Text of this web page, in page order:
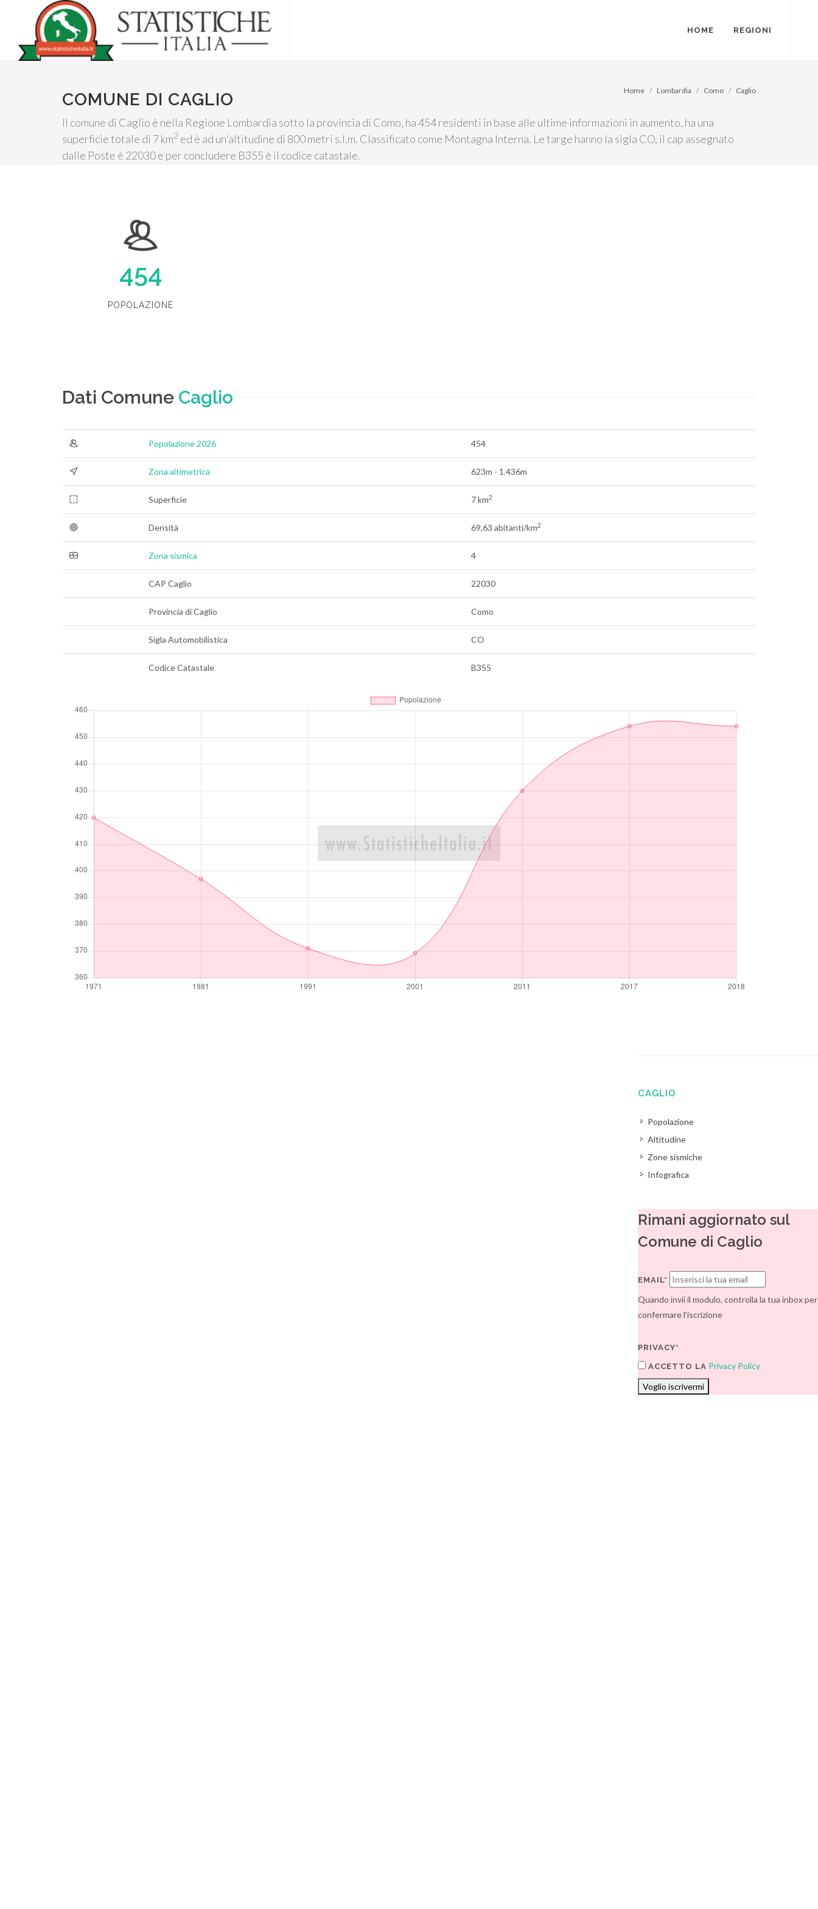
HOME REGIONI
COMUNE DI CAGLIO
Il comune di Caglio è nella Regione Lombardia sotto la provincia di Como, ha 454 residenti in base alle ultime informazioni in aumento, ha una
superficie totale di 7 km2 ed è ad un'altitudine di 800 metri s.l.m. Classificato come Montagna Interna. Le targe hanno la sigla CO, il cap assegnato
dalle Poste è 22030 e per concludere B355 è il codice catastale.
Home Lombardia Como Caglio
454
POPOLAZIONE
Dati Comune Caglio
Popolazione 2026 454
Zona altimetrica 623m - 1.436m
Superficie 7 km2
Densità 69,63 abitanti/km2
Zona sismica 4
CAP Caglio 22030
Provincia di Caglio Como
Sigla Automobilistica CO
Codice Catastale B355
CAGLIO
Popolazione
Altitudine
Zone sismiche
Infografica
Rimani aggiornato sul
Comune di Caglio
EMAIL*
Quando invii il modulo, controlla la tua inbox per
confermare l'iscrizione
PRIVACY*
ACCETTO LA Privacy Policy
Voglio iscrivermi